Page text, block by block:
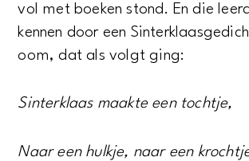
vol met boeken stond. En die
kennen door een
oom, dat als volgt ging:
Sinterklaas maakte een tochtje,
Naar een hulkje, naar een